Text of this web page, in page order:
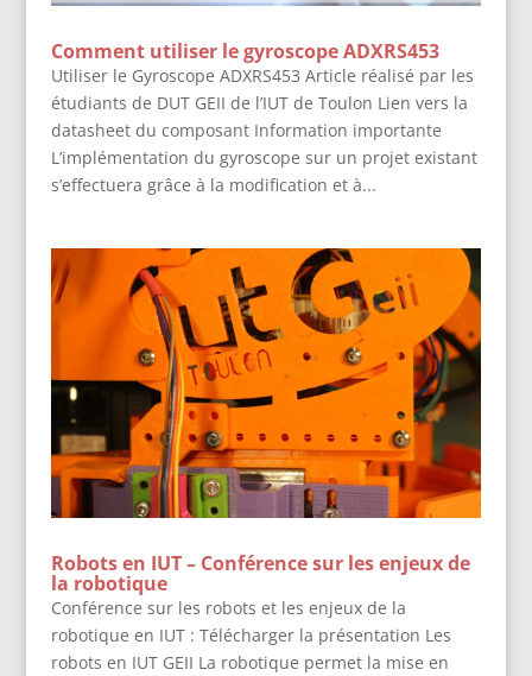
Comment utiliser le gyroscope ADXRS453
Utiliser le Gyroscope ADXRS453 Article réalisé par les
étudiants de DUT GEII de l’IUT de Toulon Lien vers la
datasheet du composant Information importante
L’implémentation du gyroscope sur un projet existant
s’effectuera grâce à la modification et à...
Robots en IUT – Conférence sur les enjeux de
la robotique
Conférence sur les robots et les enjeux de la
robotique en IUT : Télécharger la présentation Les
robots en IUT GEII La robotique permet la mise en